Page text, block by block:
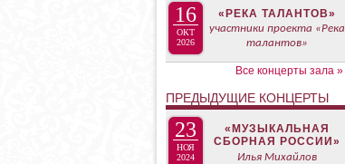
16
ОКТ
2026
«РЕКА ТАЛАНТОВ»
участники проекта «Река
талантов»
Все концерты зала »
ПРЕДЫДУЩИЕ КОНЦЕРТЫ
23
НОЯ
2024
«МУЗЫКАЛЬНАЯ
СБОРНАЯ РОССИИ»
Илья Михайлов